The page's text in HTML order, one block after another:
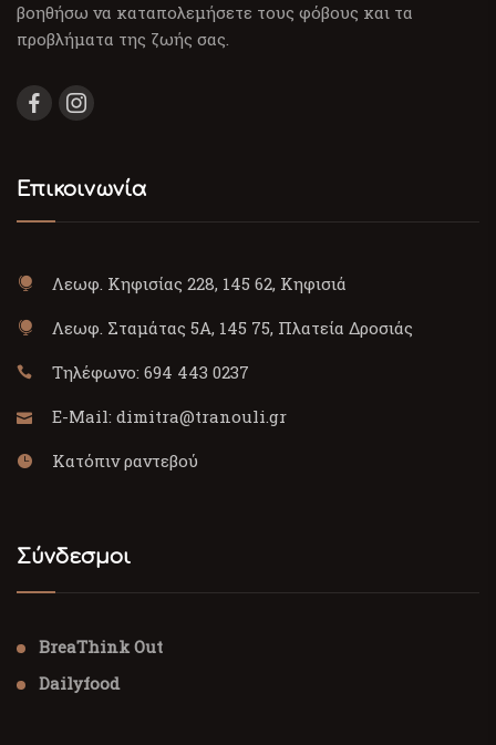
βοηθήσω να καταπολεμήσετε τους φόβους και τα
προβλήματα της ζωής σας.
Επικοινωνία
Λεωφ. Κηφισίας 228, 145 62, Κηφισιά
Λεωφ. Σταμάτας 5Α, 145 75, Πλατεία Δροσιάς
Τηλέφωνο: 694 443 0237
E-Mail: dimitra@tranouli.gr
Κατόπιν ραντεβού
Σύνδεσμοι
BreaThink Out
Dailyfood